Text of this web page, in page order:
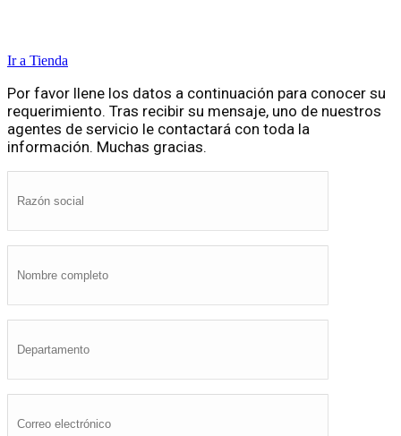
Ir a Tienda
Por favor llene los datos a continuación para conocer su
requerimiento. Tras recibir su mensaje, uno de nuestros
agentes de servicio le contactará con toda la
información. Muchas gracias.